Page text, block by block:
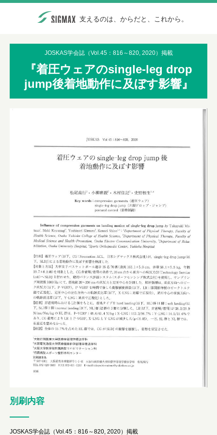
支えるのは、からだと、これから。
JOSKAS学会誌（Vol.45：816～820, 2020）掲載
『着圧ウェアのsingle-leg drop
jump後着地動作に及ぼす影響』
別刷内容
JOSKAS学会誌（Vol.45：816～820, 2020）掲載